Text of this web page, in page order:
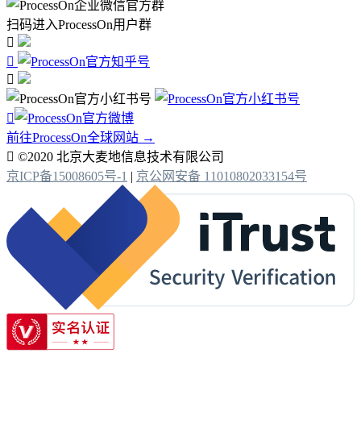
扫码进入ProcessOn用户群




前往ProcessOn全球网站 →
 ©2020 北京大麦地信息技术有限公司
京ICP备15008605号-1 | 京公网安备 11010802033154号